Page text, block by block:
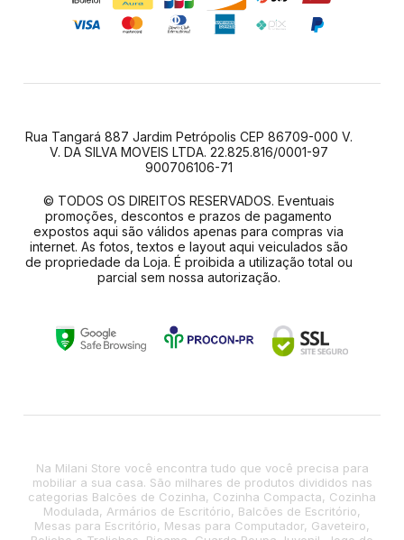
Rua Tangará 887 Jardim Petrópolis CEP 86709-000 V.
V. DA SILVA MOVEIS LTDA. 22.825.816/0001-97
900706106-71
© TODOS OS DIREITOS RESERVADOS. Eventuais
promoções, descontos e prazos de pagamento
expostos aqui são válidos apenas para compras via
internet. As fotos, textos e layout aqui veiculados são
de propriedade da Loja. É proibida a utilização total ou
parcial sem nossa autorização.
Na Milani Store você encontra tudo que você precisa para
mobiliar a sua casa. São milhares de produtos divididos nas
categorias Balcões de Cozinha, Cozinha Compacta, Cozinha
Modulada, Armários de Escritório, Balcões de Escritório,
Mesas para Escritório, Mesas para Computador, Gaveteiro,